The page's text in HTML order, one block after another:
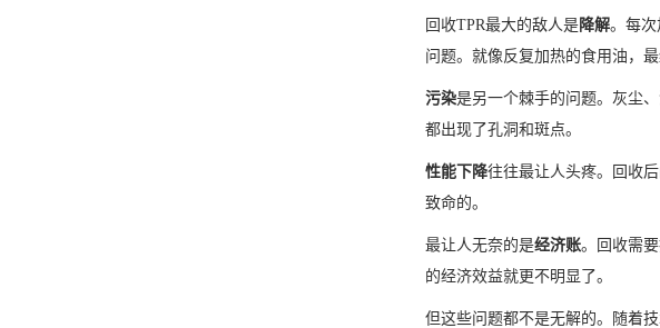
回收TPR最大的敌人是​​降解​。每
问题。就像反复加热的食用油，
​污染​是另一个棘手的问题。灰尘
都出现了孔洞和斑点。
​性能下降​往往最让人头疼。回收
致命的。
最让人无奈的是​​经济账​。回收需
的经济效益就更不明显了。
但这些问题都不是无解的。随着